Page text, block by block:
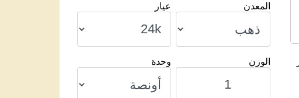
المعدن
عيار
الوزن وحدة